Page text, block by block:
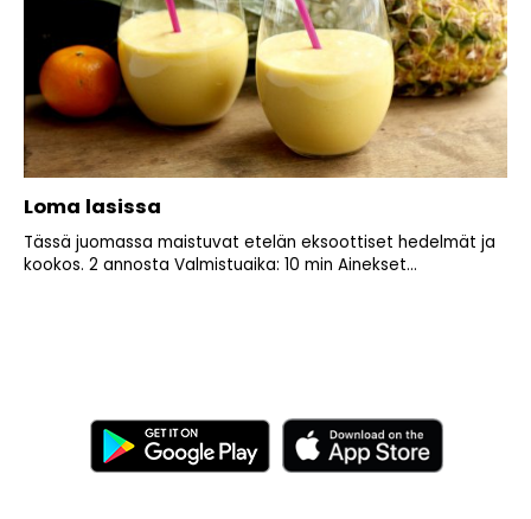
Loma lasissa
Tässä juomassa maistuvat etelän eksoottiset hedelmät ja
kookos. 2 annosta Valmistuaika: 10 min Ainekset...